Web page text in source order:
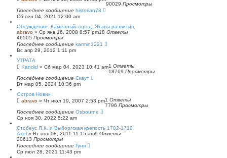
о
и
с
к
90029 Просмотры
Последнее сообщение historian78
Сб сен 04, 2021 12:00 am
Обсуждение: Каменный город. Этапы развития.
abravo » Ср янв 16, 2008 8:57 pm18 Ответы
46505 Просмотры
Последнее сообщение karmin1221
Вс апр 29, 2012 1:11 pm
УТРАТА
Kandid » Сб мар 04, 2023 10:41 am1 Ответы
18769 Просмотры
Последнее сообщение Скаут
Вт мар 05, 2024 10:36 pm
Остров Новик
abravo » Чт июл 19, 2007 2:53 pm1 Ответы
7796 Просмотры
Последнее сообщение Osbourne
Ср ноя 30, 2022 5:22 am
Стобеус Л.К. и Выборгская крепость 1702-1710
Axel » Вт ноя 08, 2011 11:15 am9 Ответы
20613 Просмотры
Последнее сообщение Гуня
Ср июл 28, 2021 11:43 pm